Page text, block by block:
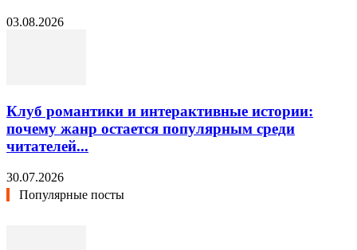
03.08.2026
Клуб романтики и интерактивные истории:
почему жанр остается популярным среди
читателей...
30.07.2026
Популярные посты